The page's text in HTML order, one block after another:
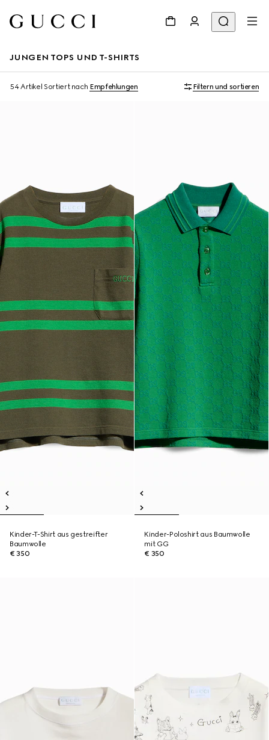
JUNGEN TOPS UND T-SHIRTS
54 Artikel Sortiert nach Empfehlungen Filtern und sortieren
Kinder-T-Shirt aus gestreifter
Baumwolle
€ 350
Kinder-Poloshirt aus Baumwolle
mit GG
€ 350